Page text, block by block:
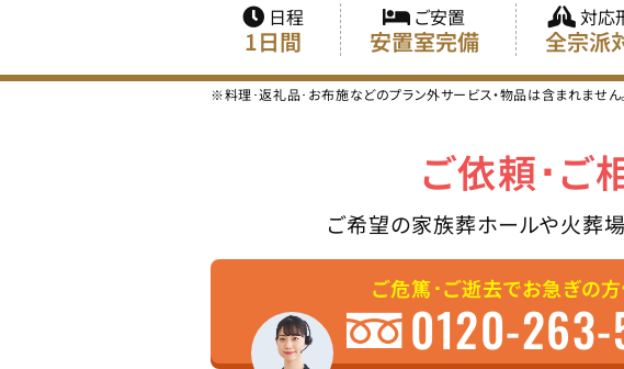
日程
1日間
ご安置
安置室完備
対応
全宗派
※料理･返礼品･お布施などのプラン外サービス・物品は含まれません
ご依頼･ご
ご希望の家族葬ホールや火葬
ご危篤･ご逝去でお急ぎの
0120-